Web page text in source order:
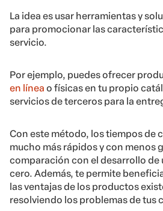
La idea es usar herramientas y
para promocionar las
servicio.
Por ejemplo, puedes ofrecer
en línea o físicas en tu propio
servicios de terceros para la
Con este método, los tiempos de
mucho más rápidos y con menos
comparación con el desarrollo de
cero. Además, te permite
las ventajas de los productos
resolviendo los problemas de tus